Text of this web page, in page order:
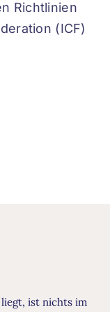
Richtlinien
(ICF)
ist nichts im